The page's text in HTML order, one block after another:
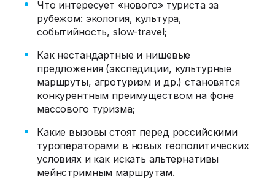
Что интересует «нового» туриста за
рубежом: экология, культура,
событийность, slow-travel;
Как нестандартные и нишевые
предложения (экспедиции, культурные
маршруты, агротуризм и др.) становятся
конкурентным преимуществом на фоне
массового туризма;
Какие вызовы стоят перед российскими
туроператорами в новых геополитических
условиях и как искать альтернативы
мейнстримным маршрутам.